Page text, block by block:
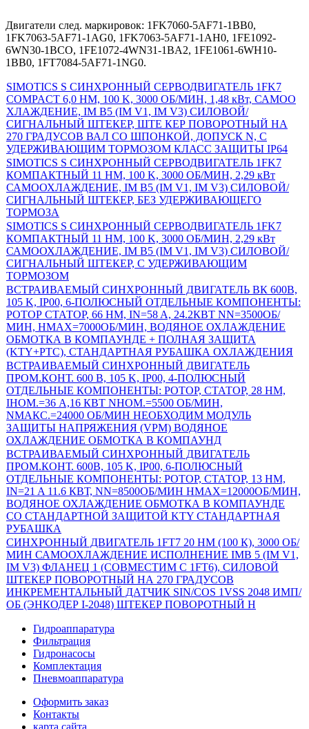
Двигатели след. маркировок: 1FK7060-5AF71-1BB0,
1FK7063-5AF71-1AG0, 1FK7063-5AF71-1AH0, 1FE1092-
6WN30-1BCO, 1FE1072-4WN31-1BA2, 1FE1061-6WH10-
1BB0, 1FT7084-5AF71-1NG0.
SIMOTICS S СИНХРОННЫЙ СЕРВОДВИГАТЕЛЬ 1FK7
COMPACT 6,0 HM, 100 K, 3000 ОБ/МИН, 1,48 кВт, САМОО
ХЛАЖДЕНИЕ, IM B5 (IM V1, IM V3) СИЛОВОЙ/
СИГНАЛЬНЫЙ ШТЕКЕР, ШТЕ КЕР ПОВОРОТНЫЙ НА
270 ГРАДУСОВ ВАЛ СО ШПОНКОЙ, ДОПУСК N, С
УДЕРЖИВАЮЩИМ ТОРМОЗОМ КЛАСС ЗАЩИТЫ IP64
SIMOTICS S СИНХРОННЫЙ СЕРВОДВИГАТЕЛЬ 1FK7
КОМПАКТНЫЙ 11 HM, 100 K, 3000 ОБ/МИН, 2,29 кВт
САМООХЛАЖДЕНИЕ, IM B5 (IM V1, IM V3) СИЛОВОЙ/
СИГНАЛЬНЫЙ ШТЕКЕР, БЕЗ УДЕРЖИВАЮЩЕГО
ТОРМОЗА
SIMOTICS S СИНХРОННЫЙ СЕРВОДВИГАТЕЛЬ 1FK7
КОМПАКТНЫЙ 11 HM, 100 K, 3000 ОБ/МИН, 2,29 кВт
САМООХЛАЖДЕНИЕ, IM B5 (IM V1, IM V3) СИЛОВОЙ/
СИГНАЛЬНЫЙ ШТЕКЕР, С УДЕРЖИВАЮЩИМ
ТОРМОЗОМ
ВСТРАИВАЕМЫЙ СИНХРОННЫЙ ДВИГАТЕЛЬ ВК 600В,
105 K, IP00, 6-ПОЛЮСНЫЙ ОТДЕЛЬНЫЕ КОМПОНЕНТЫ:
РОТОР СТАТОР, 66 НМ, IN=58 A, 24.2КВТ NN=3500ОБ/
МИН, НМAX=7000ОБ/МИН, ВОДЯНОЕ ОХЛАЖДЕНИЕ
ОБМОТКА В КОМПАУНДЕ + ПОЛНАЯ ЗАЩИТА
(KTY+PTC), СТАНДАРТНАЯ РУБАШКА ОХЛАЖДЕНИЯ
ВСТРАИВАЕМЫЙ СИНХРОННЫЙ ДВИГАТЕЛЬ
ПРОМ.КОНТ. 600 В, 105 K, IP00, 4-ПОЛЮСНЫЙ
ОТДЕЛЬНЫЕ КОМПОНЕНТЫ: РОТОР, СТАТОР, 28 HM,
IНОМ.=36 A,16 КВТ NНОМ.=5500 ОБ/МИН,
NМАКС.=24000 ОБ/МИН НЕОБХОДИМ МОДУЛЬ
ЗАЩИТЫ НАПРЯЖЕНИЯ (VPM) ВОДЯНОЕ
ОХЛАЖДЕНИЕ ОБМОТКА В КОМПАУНД
ВСТРАИВАЕМЫЙ СИНХРОННЫЙ ДВИГАТЕЛЬ
ПРОМ.КОНТ. 600В, 105 K, IP00, 6-ПОЛЮСНЫЙ
ОТДЕЛЬНЫЕ КОМПОНЕНТЫ: РОТОР, СТАТОР, 13 НМ,
IN=21 A 11.6 КВТ, NN=8500ОБ/МИН НМAX=12000ОБ/МИН,
ВОДЯНОЕ ОХЛАЖДЕНИЕ ОБМОТКА В КОМПАУНДЕ
СО СТАНДАРТНОЙ ЗАЩИТОЙ KTY СТАНДАРТНАЯ
РУБАШКА
СИНХРОННЫЙ ДВИГАТЕЛЬ 1FT7 20 HM (100 К), 3000 ОБ/
МИН САМООХЛАЖДЕНИЕ ИСПОЛНЕНИЕ IMB 5 (IM V1,
IM V3) ФЛАНЕЦ 1 (СОВМЕСТИМ С 1FT6), СИЛОВОЙ
ШТЕКЕР ПОВОРОТНЫЙ НА 270 ГРАДУСОВ
ИНКРЕМЕНТАЛЬНЫЙ ДАТЧИК SIN/COS 1VSS 2048 ИМП/
ОБ (ЭНКОДЕР I-2048) ШТЕКЕР ПОВОРОТНЫЙ Н
Гидроаппаратура
Фильтрация
Гидронасосы
Комплектация
Пневмоаппаратура
Оформить заказ
Контакты